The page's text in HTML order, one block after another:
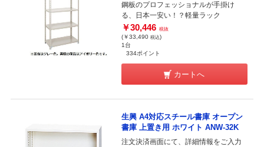
鋼板のプロフェッショナルが手掛け
る、日本一安い！？軽量ラック
￥30,446 税抜
(￥33,490 税込)
1台
334ポイント
カートへ
生興 A4対応スチール書庫 オープン
書庫 上置き用 ホワイト ANW-32K
注文決済画面にて、詳細情報をご入力